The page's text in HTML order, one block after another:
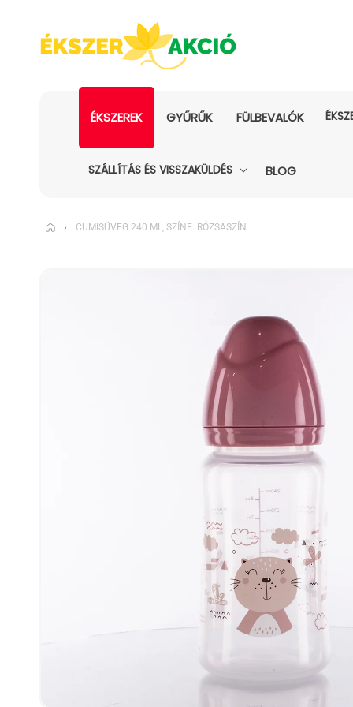
ÉKSZEREK GYŰRŰK FÜLBEVALÓK
SZÁLLÍTÁS ÉS VISSZAKÜLDÉS BLOG
› CUMISÜVEG 240 ML, SZÍNE: RÓZSASZÍN